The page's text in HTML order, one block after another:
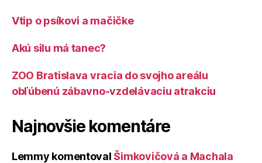
Vtip o psíkovi a mačičke
Akú silu má tanec?
ZOO Bratislava vracia do svojho areálu
obľúbenú zábavno-vzdelávaciu atrakciu
Najnovšie komentáre
Lemmy komentoval Šimkovičová a Machala